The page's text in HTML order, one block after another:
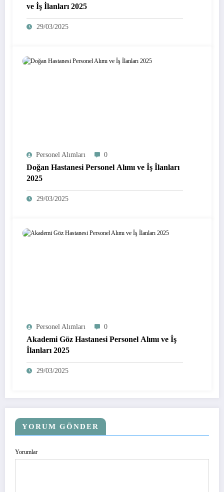
ve İş İlanları 2025
29/03/2025
Personel Alımları 0
Doğan Hastanesi Personel Alımı ve İş İlanları
2025
29/03/2025
Personel Alımları 0
Akademi Göz Hastanesi Personel Alımı ve İş
İlanları 2025
29/03/2025
YORUM GÖNDER
Yorumlar